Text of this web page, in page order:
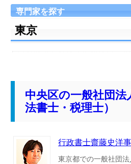
専門家を探す
東京
中央区の一般社団
法書士・税理士）
行政書士齋藤史洋
東京都での一般社団